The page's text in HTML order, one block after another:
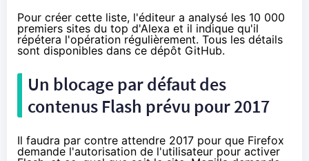
Pour créer cette liste, l'éditeur a analysé les 10 000
premiers sites du top d'Alexa et il indique qu'il
répétera l'opération régulièrement. Tous les détails
sont disponibles dans ce dépôt GitHub.
Un blocage par défaut des
contenus Flash prévu pour 2017
Il faudra par contre attendre 2017 pour que Firefox
demande l'autorisation de l'utilisateur pour activer